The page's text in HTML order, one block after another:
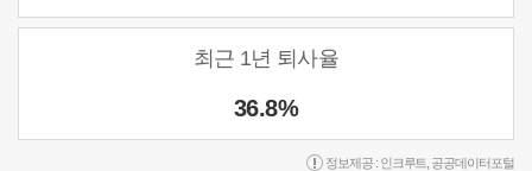
최근 1년 퇴사율
36.8%
정보제공 : 인크루트 공공데이터포털